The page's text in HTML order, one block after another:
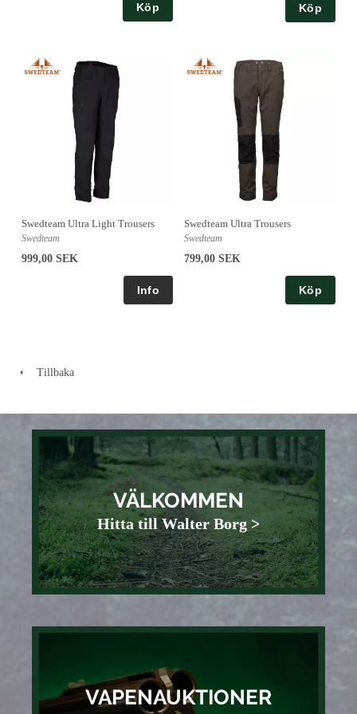
Köp Köp
Swedteam Ultra Light Trousers
Swedteam
999,00 SEK
Swedteam Ultra Trousers
Swedteam
799,00 SEK
Köp
Tillbaka
VÄLKOMMEN
Hitta till Walter Borg >
VAPENAUKTIONER